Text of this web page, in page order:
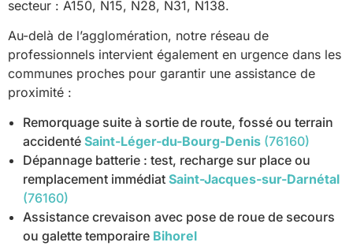
secteur : A150, N15, N28, N31, N138.
Au-delà de l’agglomération, notre réseau de
professionnels intervient également en urgence dans les
communes proches pour garantir une assistance de
proximité :
Remorquage suite à sortie de route, fossé ou terrain
accidenté Saint-Léger-du-Bourg-Denis (76160)
Dépannage batterie : test, recharge sur place ou
remplacement immédiat Saint-Jacques-sur-Darnétal
(76160)
Assistance crevaison avec pose de roue de secours
ou galette temporaire Bihorel